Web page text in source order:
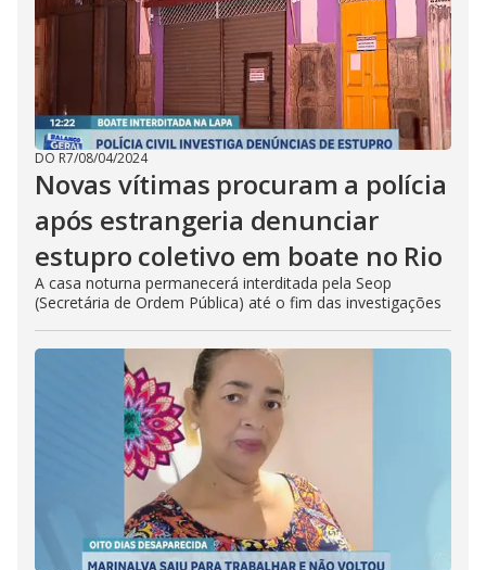
DO R7/08/04/2024
Novas vítimas procuram a polícia
após estrangeria denunciar
estupro coletivo em boate no Rio
A casa noturna permanecerá interditada pela Seop
(Secretária de Ordem Pública) até o fim das investigações